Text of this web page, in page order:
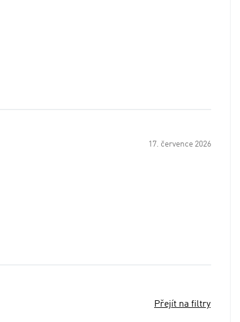
17. července 2026
Přejít na filtry